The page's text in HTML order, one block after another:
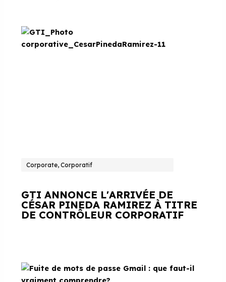
Corporate, Corporatif
GTI ANNONCE L'ARRIVÉE DE
CÉSAR PINEDA RAMIREZ À TITRE
DE CONTRÔLEUR CORPORATIF